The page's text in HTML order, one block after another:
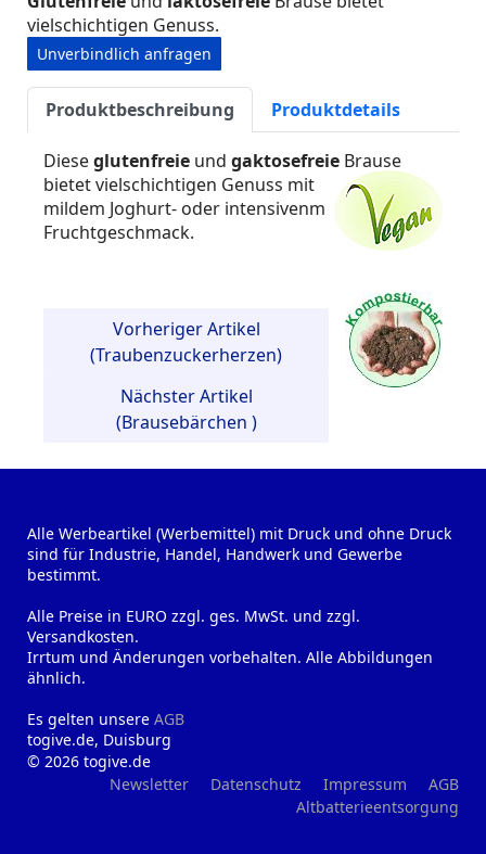
vielschichtigen Genuss.
Unverbindlich anfragen
Produktbeschreibung Produktdetails
Dieseglutenfreie und gaktosefreie Brause
bietet vielschichtigen Genuss mit
mildem Joghurt- oder intensivenm
Fruchtgeschmack.
Vorheriger Artikel
(Traubenzuckerherzen)
Nächster Artikel
(Brausebärchen )
Alle Werbeartikel (Werbemittel) mit Druck und ohne Druck
sind für Industrie, Handel, Handwerk und Gewerbe
bestimmt.
Alle Preise in EURO zzgl. ges. MwSt. und zzgl.
Versandkosten.
Irrtum und Änderungen vorbehalten. Alle Abbildungen
ähnlich.
Es gelten unsere AGB
togive.de, Duisburg
© 2026 togive.de
Newsletter
Datenschutz Impressum
AGB
Altbatterieentsorgung